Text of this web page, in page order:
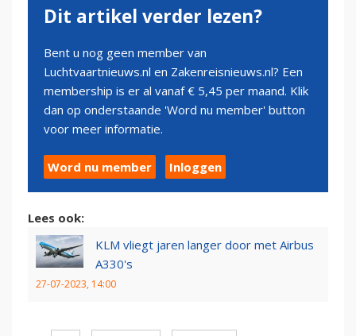
Dit artikel verder lezen?
Bent u nog geen member van
Luchtvaartnieuws.nl en Zakenreisnieuws.nl? Een
membership is er al vanaf € 5,45 per maand. Klik
dan op onderstaande 'Word nu member' button
voor meer informatie.
Word nu member Inloggen
Lees ook:
KLM vliegt jaren langer door met Airbus
A330's
27-07-2023, 14:00